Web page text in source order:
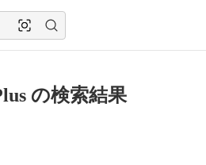
の検索結果